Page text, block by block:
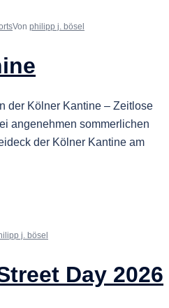
Von philipp j. bösel
der Kölner Kantine – Zeitlose
angenehmen sommerlichen
der Kölner Kantine am
j. bösel
Day 2026